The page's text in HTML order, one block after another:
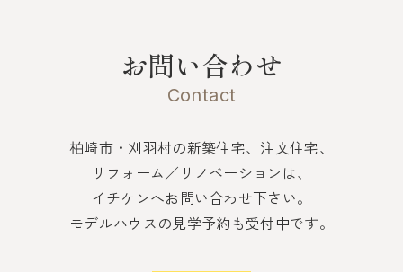
お問い合わせ
Contact
柏崎市・刈羽村の新築住宅、注文住宅、
リフォーム／リノベーションは、
イチケンへお問い合わせ下さい。
モデルハウスの見学予約も受付中です。